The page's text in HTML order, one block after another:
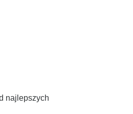
najlepszych